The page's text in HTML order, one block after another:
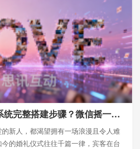
订婚宴大屏互动系统完整搭建步骤？微信摇一摇游戏怎么设置——思讯互动
新人，都渴望拥有一场浪漫且令人难
的婚礼仪式往往千篇一律，宾客在台